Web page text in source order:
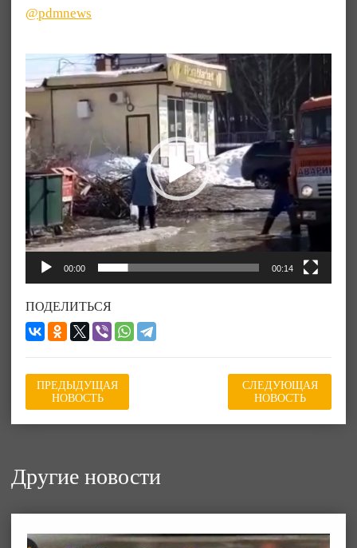
@pdmnews
Видеоплеер
00:00 00:14
ПОДЕЛИТЬСЯ
ПРЕДЫДУЩАЯ
НОВОСТЬ
СЛЕДУЮЩАЯ
НОВОСТЬ
Другие новости